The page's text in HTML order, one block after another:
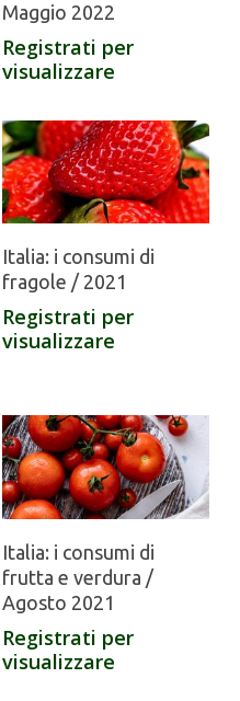
Maggio 2022
Registrati per
visualizzare
Italia: i consumi di
fragole / 2021
Registrati per
visualizzare
Italia: i consumi di
frutta e verdura /
Agosto 2021
Registrati per
visualizzare